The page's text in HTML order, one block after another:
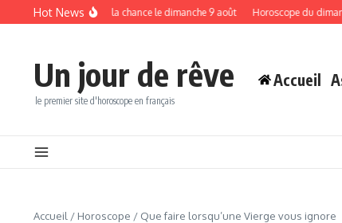
Aller au contenu
Hot News
l’abondance et la chance le dimanche 9 août Horoscope du dimanche 9
Un jour de rêve
le premier site d'horoscope en français
Accueil
Accueil / Horoscope / Que faire lorsqu’une Vierge vous ignore